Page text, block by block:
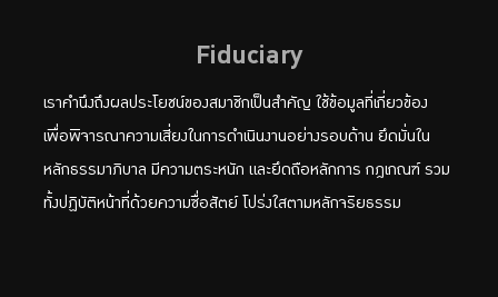
Fiduciary
เราคำนึงถึงผลประโยชน์ของสมาชิกเป็นสำคัญ ใช้ข้อมูลที่เกี่ยวข้อง
เพื่อพิจารณาความเสี่ยงในการดำเนินงานอย่างรอบด้าน ยึดมั่นใน
หลักธรรมาภิบาล มีความตระหนัก และยึดถือหลักการ กฎเกณฑ์ รวม
ทั้งปฏิบัติหน้าที่ด้วยความซื่อสัตย์ โปร่งใสตามหลักจริยธรรม